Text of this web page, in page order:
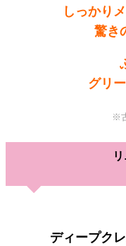
しっかり
驚き
グリ
※
ディープク